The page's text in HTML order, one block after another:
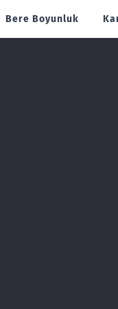
Bere Boyunluk